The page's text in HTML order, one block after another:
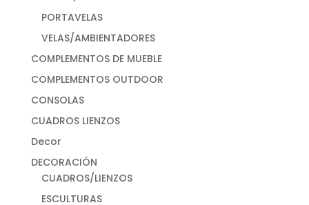
PORTAVELAS
VELAS/AMBIENTADORES
COMPLEMENTOS DE MUEBLE
COMPLEMENTOS OUTDOOR
CONSOLAS
CUADROS LIENZOS
Decor
DECORACIÓN
CUADROS/LIENZOS
ESCULTURAS